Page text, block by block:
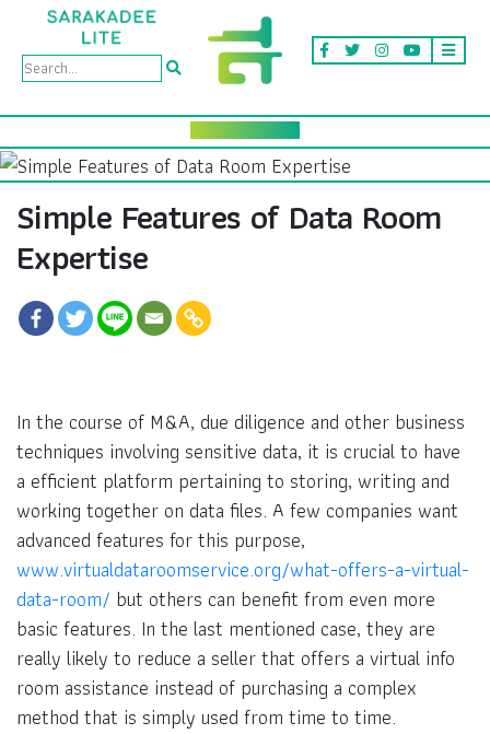
Simple Features of Data Room
Expertise
In the course of M&A, due diligence and other business
techniques involving sensitive data, it is crucial to have
a efficient platform pertaining to storing, writing and
working together on data files. A few companies want
advanced features for this purpose,
www.virtualdataroomservice.org/what-offers-a-virtual-
data-room/ but others can benefit from even more
basic features. In the last mentioned case, they are
really likely to reduce a seller that offers a virtual info
room assistance instead of purchasing a complex
method that is simply used from time to time.